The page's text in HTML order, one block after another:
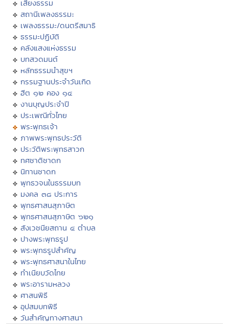
เสียงธรรม
สถานีเพลงธรรมะ
เพลงธรรมะ/ดนตรีสมาธิ
ธรรมะปฏิบัติ
คลังแสงแห่งธรรม
บทสวดมนต์
หลักธรรมนำสุขฯ
กรรมฐานประจำวันเกิด
ฮีต ๑๒ คอง ๑๔
งานบุญประจำปี
ประเพณีทั่วไทย
พระพุทธเจ้า
ภาพพระพุทธประวัติ
ประวัติพระพุทธสาวก
ทศชาติชาดก
นิทานชาดก
พุทธวจนในธรรมบท
มงคล ๓๘ ประการ
พุทธศาสนสุภาษิต
พุทธศาสนสุภาษิต ๖๒๑
สังเวชนียสถาน ๔ ตำบล
ปางพระพุทธรูป
พระพุทธรูปสำคัญ
พระพุทธศาสนาในไทย
ทำเนียบวัดไทย
พระอารามหลวง
ศาสนพิธี
อุปสมบทพิธี
วันสำคัญทางศาสนา